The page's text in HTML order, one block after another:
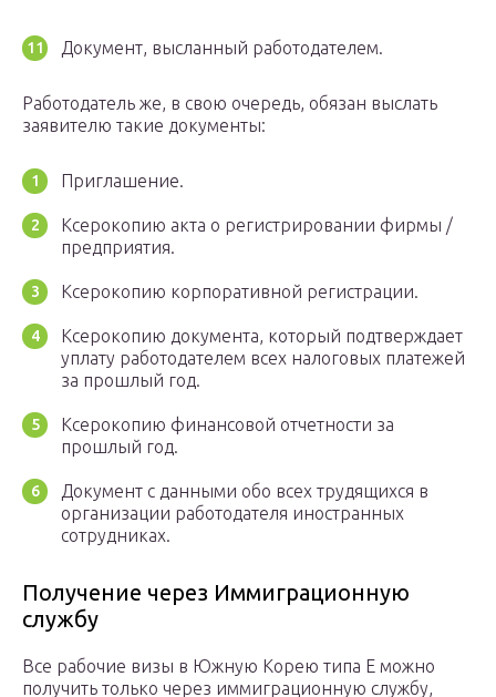
Документ, высланный работодателем.
Работодатель же, в свою очередь, обязан выслать
заявителю такие документы:
Приглашение.
Ксерокопию акта о регистрировании фирмы /
предприятия.
Ксерокопию корпоративной регистрации.
Ксерокопию документа, который подтверждает
уплату работодателем всех налоговых платежей
за прошлый год.
Ксерокопию финансовой отчетности за
прошлый год.
Документ с данными обо всех трудящихся в
организации работодателя иностранных
сотрудниках.
Получение через Иммиграционную
службу
Все рабочие визы в Южную Корею типа Е можно
получить только через иммиграционную службу,